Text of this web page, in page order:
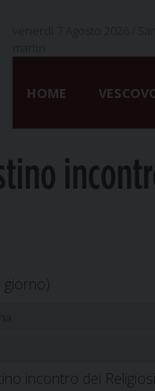
HOME
incontro dei Religiosi